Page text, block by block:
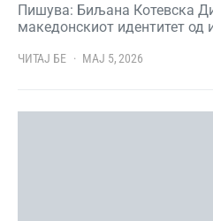
Пишува: Биљана Котевска
македонскиот идентитет од
ЧИТАЈ БЕ МАЈ 5, 2026